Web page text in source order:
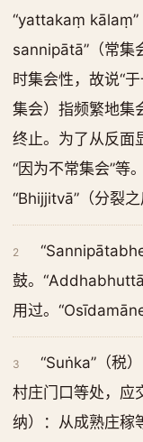
“yattakaṃ
sannipātā”（常集
时集会性，故说“
集会）指频繁地集
终止。为了从反面
“因为不常集会”等
“Bhijjitvā”（分裂
2
鼓。
用过。
3
“Suṅka”（税
村庄门口等处，应
纳）：从成熟庄稼